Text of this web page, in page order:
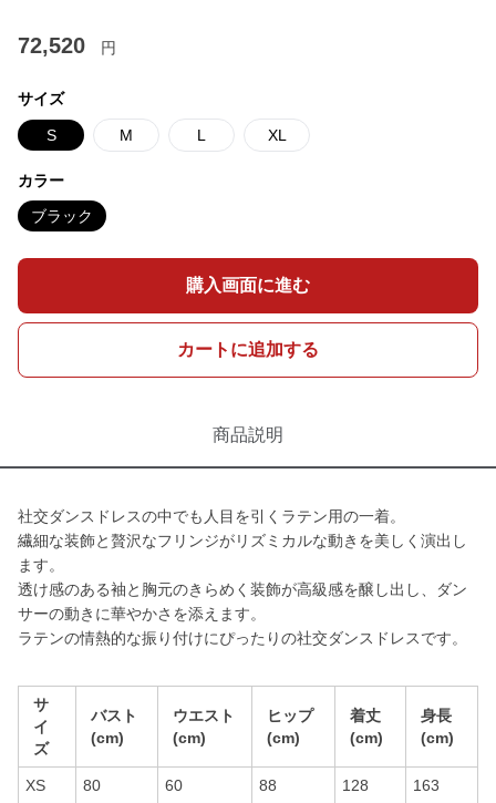
72,520 円
サイズ
S M L XL
カラー
ブラック
購入画面に進む
カートに追加する
商品説明
社交ダンスドレスの中でも人目を引くラテン用の一着。
繊細な装飾と贅沢なフリンジがリズミカルな動きを美しく演出し
ます。
透け感のある袖と胸元のきらめく装飾が高級感を醸し出し、ダン
サーの動きに華やかさを添えます。
ラテンの情熱的な振り付けにぴったりの社交ダンスドレスです。
サ
イ
ズ
バスト
(cm)
ウエスト
(cm)
ヒップ
(cm)
着丈
(cm)
身長
(cm)
XS 80 60 88 128 163